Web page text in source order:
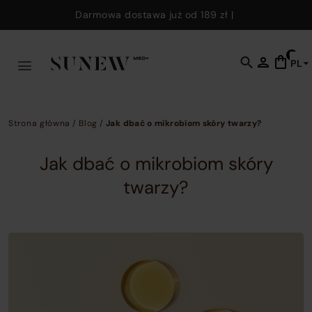
Darmowa dostawa już od 189 zł |
0
PL
Strona główna / Blog /Jak dbać o mikrobiom skóry twarzy?
Jak dbać o mikrobiom skóry
twarzy?